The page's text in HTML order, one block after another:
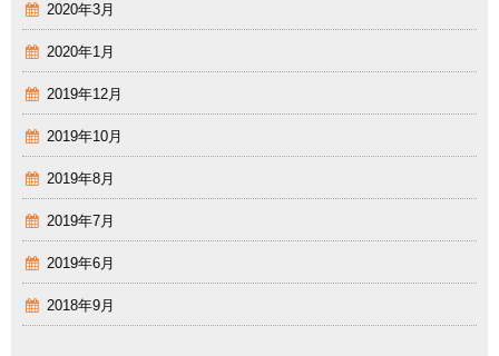
2020年3月
2020年1月
2019年12月
2019年10月
2019年8月
2019年7月
2019年6月
2018年9月